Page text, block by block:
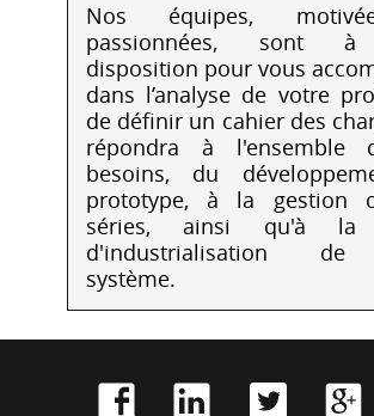
Nos équipes,
passionnées, sont
disposition pour vous
dans l’analyse de votre
de définir un cahier des
répondra à l'ensemble
besoins, du
prototype, à la gestion
séries, ainsi qu'à la
d'industrialisation
système.